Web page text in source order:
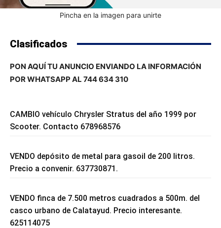
Pincha en la imagen para unirte
Clasificados
PON AQUÍ TU ANUNCIO ENVIANDO LA INFORMACIÓN
POR WHATSAPP AL 744 634 310
CAMBIO vehículo Chrysler Stratus del año 1999 por
Scooter. Contacto 678968576
VENDO depósito de metal para gasoil de 200 litros.
Precio a convenir. 637730871.
VENDO finca de 7.500 metros cuadrados a 500m. del
casco urbano de Calatayud. Precio interesante.
625114075